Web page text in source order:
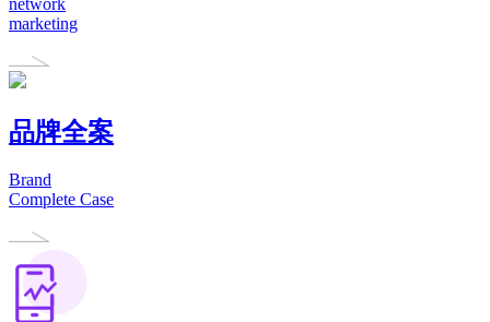
marketing
品牌全案
Brand
Complete Case